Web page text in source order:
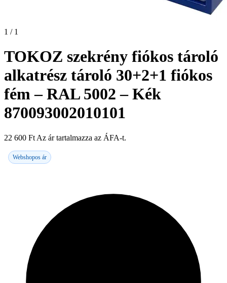
1 / 1
TOKOZ szekrény fiókos tároló
alkatrész tároló 30+2+1 fiókos
fém – RAL 5002 – Kék
870093002010101
22 600 Ft Az ár tartalmazza az ÁFA-t.
Webshopos ár